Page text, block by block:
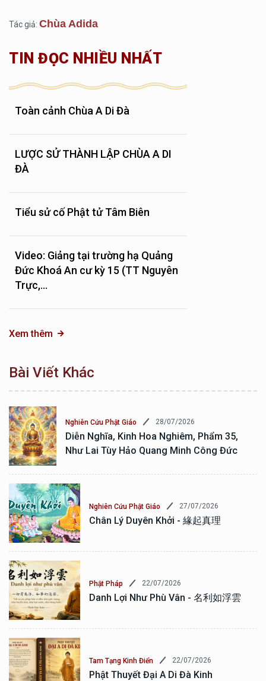
Tác giả: Chùa Adida
TIN ĐỌC NHIỀU NHẤT
Toàn cảnh Chùa A Di Đà
LƯỢC SỬ THÀNH LẬP CHÙA A DI
ĐÀ
Tiểu sử cố Phật tử Tâm Biên
Video: Giảng tại trường hạ Quảng
Đức Khoá An cư kỳ 15 (TT Nguyên
Trực,...
Xem thêm
Bài Viết Khác
Nghiên Cứu Phật Giáo 28/07/2026
Diễn Nghĩa, Kinh Hoa Nghiêm, Phẩm 35,
Như Lai Tùy Hảo Quang Minh Công Đức
Nghiên Cứu Phật Giáo 27/07/2026
Chân Lý Duyên Khởi - 緣起真理
Phật Pháp 22/07/2026
Danh Lợi Như Phù Vân - 名利如浮雲
Tam Tạng Kinh Điển 22/07/2026
Phật Thuyết Đại A Di Đà Kinh